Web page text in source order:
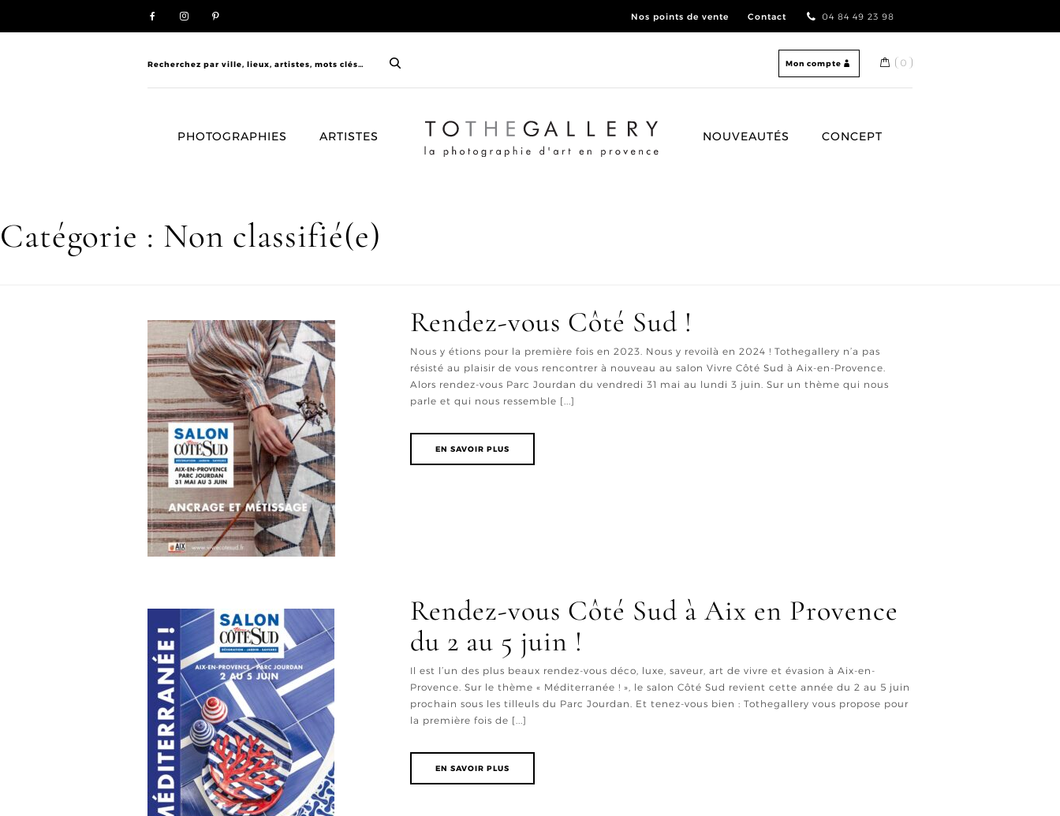
Nos points de vente Contact 04 84 49 23 98
Mon compte 0
PHOTOGRAPHIES ARTISTES
ACCUEIL
NOUVEAUTÉS CONCEPT
Catégorie : Non classifié(e)
Rendez-vous Côté Sud !
Nous y étions pour la première fois en 2023. Nous y revoilà en 2024 ! Tothegallery n’a pas
résisté au plaisir de vous rencontrer à nouveau au salon Vivre Côté Sud à Aix-en-Provence.
Alors rendez-vous Parc Jourdan du vendredi 31 mai au lundi 3 juin. Sur un thème qui nous
parle et qui nous ressemble [...]
EN SAVOIR PLUS
Rendez-vous Côté Sud à Aix en Provence
du 2 au 5 juin !
Il est l’un des plus beaux rendez-vous déco, luxe, saveur, art de vivre et évasion à Aix-en-
Provence. Sur le thème « Méditerranée ! », le salon Côté Sud revient cette année du 2 au 5 juin
prochain sous les tilleuls du Parc Jourdan. Et tenez-vous bien : Tothegallery vous propose pour
la première fois de [...]
EN SAVOIR PLUS